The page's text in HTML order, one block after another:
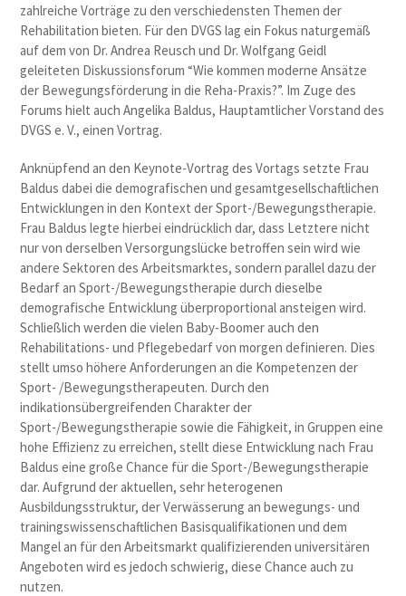
zahlreiche Vorträge zu den verschiedensten Themen der
Rehabilitation bieten. Für den DVGS lag ein Fokus naturgemäß
auf dem von Dr. Andrea Reusch und Dr. Wolfgang Geidl
geleiteten Diskussionsforum “Wie kommen moderne Ansätze
der Bewegungsförderung in die Reha-Praxis?”. Im Zuge des
Forums hielt auch Angelika Baldus, Hauptamtlicher Vorstand des
DVGS e. V., einen Vortrag.
Anknüpfend an den Keynote-Vortrag des Vortags setzte Frau
Baldus dabei die demografischen und gesamtgesellschaftlichen
Entwicklungen in den Kontext der Sport-/Bewegungstherapie.
Frau Baldus legte hierbei eindrücklich dar, dass Letztere nicht
nur von derselben Versorgungslücke betroffen sein wird wie
andere Sektoren des Arbeitsmarktes, sondern parallel dazu der
Bedarf an Sport-/Bewegungstherapie durch dieselbe
demografische Entwicklung überproportional ansteigen wird.
Schließlich werden die vielen Baby-Boomer auch den
Rehabilitations- und Pflegebedarf von morgen definieren. Dies
stellt umso höhere Anforderungen an die Kompetenzen der
Sport- /Bewegungstherapeuten. Durch den
indikationsübergreifenden Charakter der
Sport-/Bewegungstherapie sowie die Fähigkeit, in Gruppen eine
hohe Effizienz zu erreichen, stellt diese Entwicklung nach Frau
Baldus eine große Chance für die Sport-/Bewegungstherapie
dar. Aufgrund der aktuellen, sehr heterogenen
Ausbildungsstruktur, der Verwässerung an bewegungs- und
trainingswissenschaftlichen Basisqualifikationen und dem
Mangel an für den Arbeitsmarkt qualifizierenden universitären
Angeboten wird es jedoch schwierig, diese Chance auch zu
nutzen.